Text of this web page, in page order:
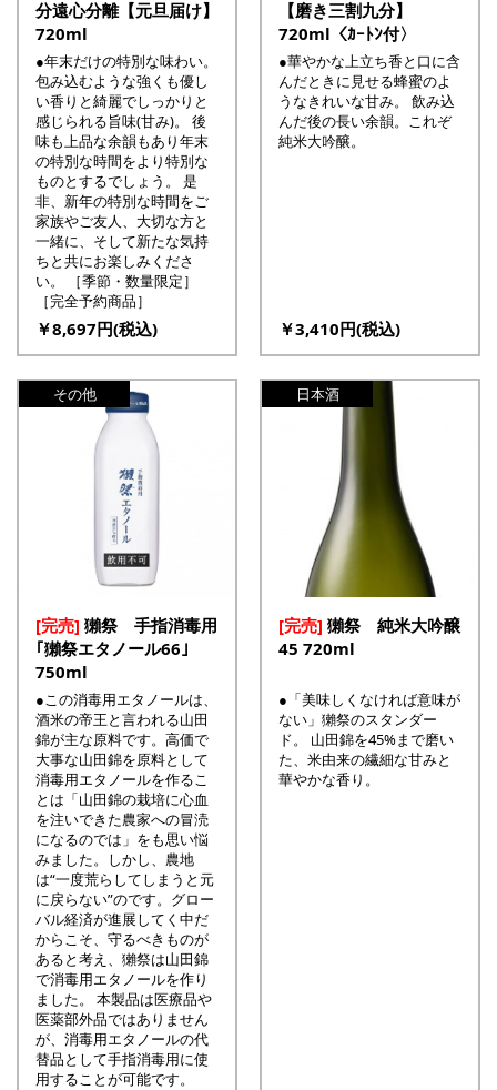
分遠心分離【元旦届け】
720ml
●年末だけの特別な味わい。
包み込むような強くも優し
い香りと綺麗でしっかりと
感じられる旨味(甘み)。 後
味も上品な余韻もあり年末
の特別な時間をより特別な
ものとするでしょう。 是
非、新年の特別な時間をご
家族やご友人、大切な方と
一緒に、そして新たな気持
ちと共にお楽しみくださ
い。 ［季節・数量限定］
［完全予約商品］
￥8,697円(税込)
【磨き三割九分】
720ml〈ｶｰﾄﾝ付〉
●華やかな上立ち香と口に含
んだときに見せる蜂蜜のよ
うなきれいな甘み。 飲み込
んだ後の長い余韻。これぞ
純米大吟醸。
￥3,410円(税込)
[完売] 獺祭 手指消毒用
｢獺祭エタノール66｣
750ml
●この消毒用エタノールは、
酒米の帝王と言われる山田
錦が主な原料です。高価で
大事な山田錦を原料として
消毒用エタノールを作るこ
とは「山田錦の栽培に心血
を注いできた農家への冒涜
になるのでは」をも思い悩
みました。しかし、農地
は“一度荒らしてしまうと元
に戻らない”のです。グロー
バル経済が進展してく中だ
からこそ、守るべきものが
あると考え、獺祭は山田錦
で消毒用エタノールを作り
ました。 本製品は医療品や
医薬部外品ではありません
が、消毒用エタノールの代
替品として手指消毒用に使
用することが可能です。
その他
[完売] 獺祭 純米大吟醸
45 720ml
●「美味しくなければ意味が
ない」獺祭のスタンダー
ド。 山田錦を45%まで磨い
た、米由来の繊細な甘みと
華やかな香り。
日本酒